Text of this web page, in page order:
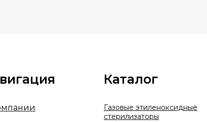
Каталог
Газовые этиленоксидные
стерилизаторы